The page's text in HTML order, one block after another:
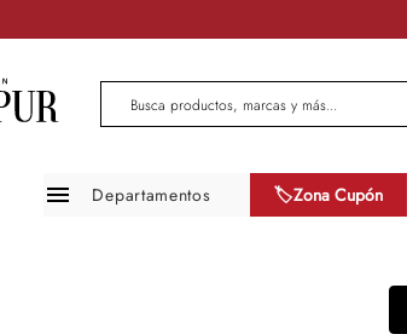
Busca productos, marcas y más...
Departamentos 🏷️Zona Cupón